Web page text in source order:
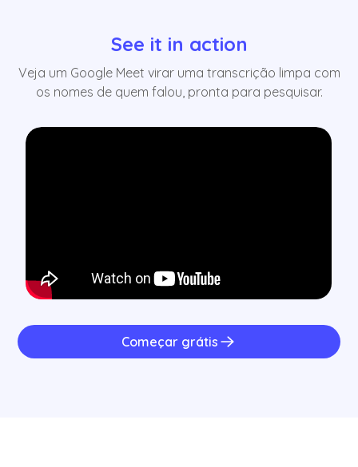
See it in action
Veja um Google Meet virar uma transcrição limpa com
os nomes de quem falou, pronta para pesquisar.
Começar grátis